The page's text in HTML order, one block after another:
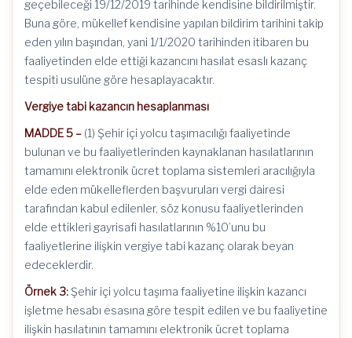
geçebileceği 19/12/2019 tarihinde kendisine bildirilmiştir.
Buna göre, mükellef kendisine yapılan bildirim tarihini takip
eden yılın başından, yani 1/1/2020 tarihinden itibaren bu
faaliyetinden elde ettiği kazancını hasılat esaslı kazanç
tespiti usulüne göre hesaplayacaktır.
Vergiye tabi kazancın hesaplanması
MADDE 5 – (1) Şehir içi yolcu taşımacılığı faaliyetinde
bulunan ve bu faaliyetlerinden kaynaklanan hasılatlarının
tamamını elektronik ücret toplama sistemleri aracılığıyla
elde eden mükelleflerden başvuruları vergi dairesi
tarafından kabul edilenler, söz konusu faaliyetlerinden
elde ettikleri gayrisafi hasılatlarının %10’unu bu
faaliyetlerine ilişkin vergiye tabi kazanç olarak beyan
edeceklerdir.
Örnek 3: Şehir içi yolcu taşıma faaliyetine ilişkin kazancı
işletme hesabı esasına göre tespit edilen ve bu faaliyetine
ilişkin hasılatının tamamını elektronik ücret toplama